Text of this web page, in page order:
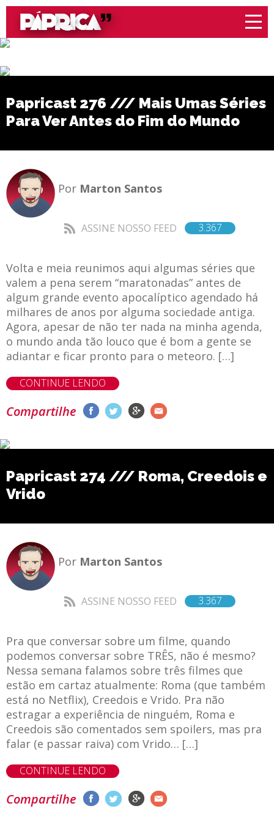
Papricast 276 /// Mais Umas Séries
Para Ver Antes do Fim do Mundo
Por Marton Santos
ASSINE NOSSO FEED 3.367
Volta e meia reunimos aqui algumas séries que
valem a pena serem “maratonadas” antes de
algum grande evento apocalíptico agendado há
milhares de anos por alguma sociedade antiga.
Agora, apesar de não ter nada na minha agenda,
o mundo anda tão louco que é bom a gente se
adiantar e ficar pronto para o meteoro. […]
CONTINUE LENDO
Compartilhe
Papricast 274 /// Roma, Creedois e
Vrido
Por Marton Santos
ASSINE NOSSO FEED 3.367
Pra que conversar sobre um filme, quando
podemos conversar sobre TRÊS, não é mesmo?
Nessa semana falamos sobre três filmes que
estão em cartaz atualmente: Roma (que também
está no Netflix), Creedois e Vrido. Pra não
estragar a experiência de ninguém, Roma e
Creedois são comentados sem spoilers, mas pra
falar (e passar raiva) com Vrido… […]
CONTINUE LENDO
Compartilhe